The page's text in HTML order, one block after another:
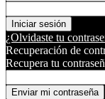
¿Olvidaste tu
Recuperación de
Recupera tu